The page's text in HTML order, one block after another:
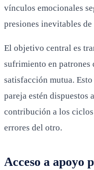
vínculos emocionales
presiones inevitables
El objetivo central es
sufrimiento en patrones
satisfacción mutua.
pareja estén dispuestos
contribución a los
errores del otro.
Acceso a apoyo